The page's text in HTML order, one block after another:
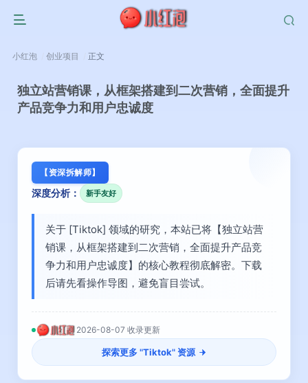
小红泡 创业项目 正文
独立站营销课，从框架搭建到二次营销，全面提升
产品竞争力和用户忠诚度
【资深拆解师】
深度分析： 新手友好
关于 [Tiktok] 领域的研究，本站已将【独立站营
销课，从框架搭建到二次营销，全面提升产品竞
争力和用户忠诚度】的核心教程彻底解密。下载
后请先看操作导图，避免盲目尝试。
2026-08-07 收录更新
探索更多 "Tiktok" 资源